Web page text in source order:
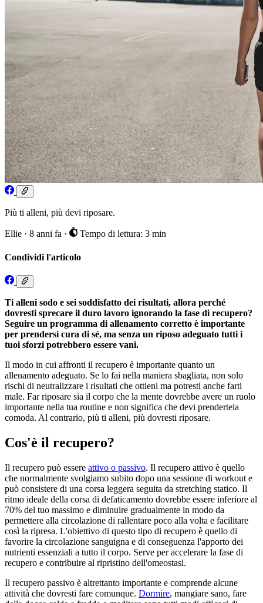
Più ti alleni, più devi riposare.
Ellie · 8 anni fa · Tempo di lettura: 3 min
Condividi l'articolo
Ti alleni sodo e sei soddisfatto dei risultati, allora perché
dovresti sprecare il duro lavoro ignorando la fase di recupero?
Seguire un programma di allenamento corretto è importante
per prendersi cura di sé, ma senza un riposo adeguato tutti i
tuoi sforzi potrebbero essere vani.
Il modo in cui affronti il recupero è importante quanto un
allenamento adeguato. Se lo fai nella maniera sbagliata, non solo
rischi di neutralizzare i risultati che ottieni ma potresti anche farti
male. Far riposare sia il corpo che la mente dovrebbe avere un ruolo
importante nella tua routine e non significa che devi prendertela
comoda. Al contrario, più ti alleni, più dovresti riposare.
Cos'è il recupero?
Il recupero può essere attivo o passivo. Il recupero attivo è quello
che normalmente svolgiamo subito dopo una sessione di workout e
può consistere di una corsa leggera seguita da stretching statico. Il
ritmo ideale della corsa di defaticamento dovrebbe essere inferiore al
70% del tuo massimo e diminuire gradualmente in modo da
permettere alla circolazione di rallentare poco alla volta e facilitare
così la ripresa. L'obiettivo di questo tipo di recupero è quello di
favorire la circolazione sanguigna e di conseguenza l'apporto dei
nutrienti essenziali a tutto il corpo. Serve per accelerare la fase di
recupero e contribuire al ripristino dell'omeostasi.
Il recupero passivo è altrettanto importante e comprende alcune
attività che dovresti fare comunque. Dormire, mangiare sano, fare